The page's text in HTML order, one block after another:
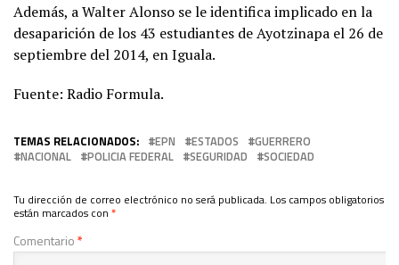
Además, a Walter Alonso se le identifica implicado en la
desaparición de los 43 estudiantes de Ayotzinapa el 26 de
septiembre del 2014, en Iguala.
Fuente: Radio Formula.
TEMAS RELACIONADOS: EPN ESTADOS
GUERRERO
NACIONAL
POLICIA FEDERAL SEGURIDAD SOCIEDAD
Tu dirección de correo electrónico no será publicada. Los campos obligatorios
están marcados con *
Comentario*